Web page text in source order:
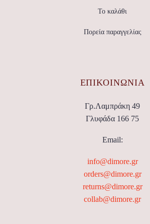
Το καλάθι
Πορεία παραγγελίας
ΕΠΙΚΟΙΝΩΝΊΑ
Γρ.Λαμπράκη 49
Γλυφάδα 166 75
Email:
info@dimore.gr
orders@dimore.gr
returns@dimore.gr
collab@dimore.gr